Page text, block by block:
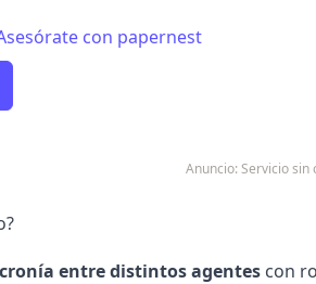
con papernest
Anuncio: Servicio
entre distintos agentescon